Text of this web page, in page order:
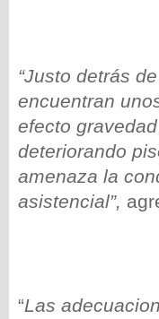
“Justo detrás
encuentran
efecto
deteriorando
amenaza la
asistencial”,
“Las